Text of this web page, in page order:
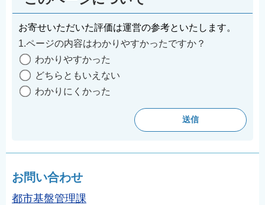
お寄せいただいた評価は運営の参考といたします。
1.ページの内容はわかりやすかったですか？
わかりやすかった
どちらともいえない
わかりにくかった
お問い合わせ
都市基盤管理課